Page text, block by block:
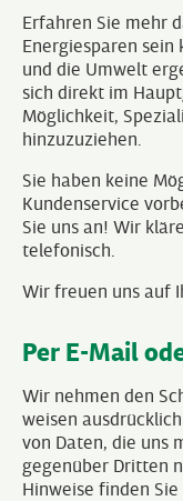
Erfahren Sie mehr
Energiesparen sein
und die Umwelt
sich direkt im
Möglichkeit,
hinzuzuziehen.
Sie haben keine
Kundenservice
Sie uns an! Wir
telefonisch.
Wir freuen uns auf
Per E-Mail
Wir nehmen den
weisen
von Daten, die uns
gegenüber Dritten
Hinweise finden